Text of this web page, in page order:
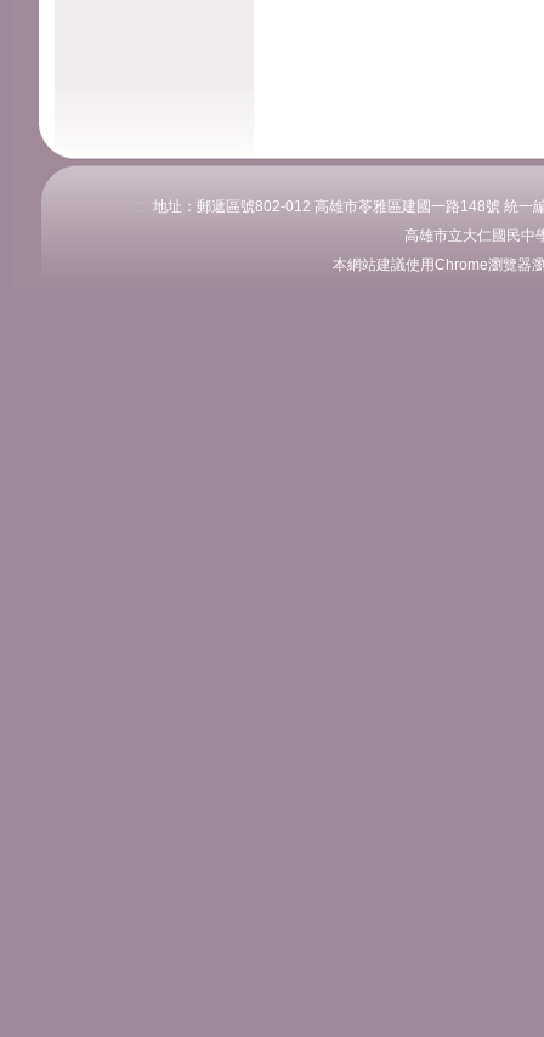
:::
地址：郵遞區號802-012 高雄市苓雅區建國一路148號 統
高雄市立大仁國民中
本網站建議使用Chrome瀏覽器